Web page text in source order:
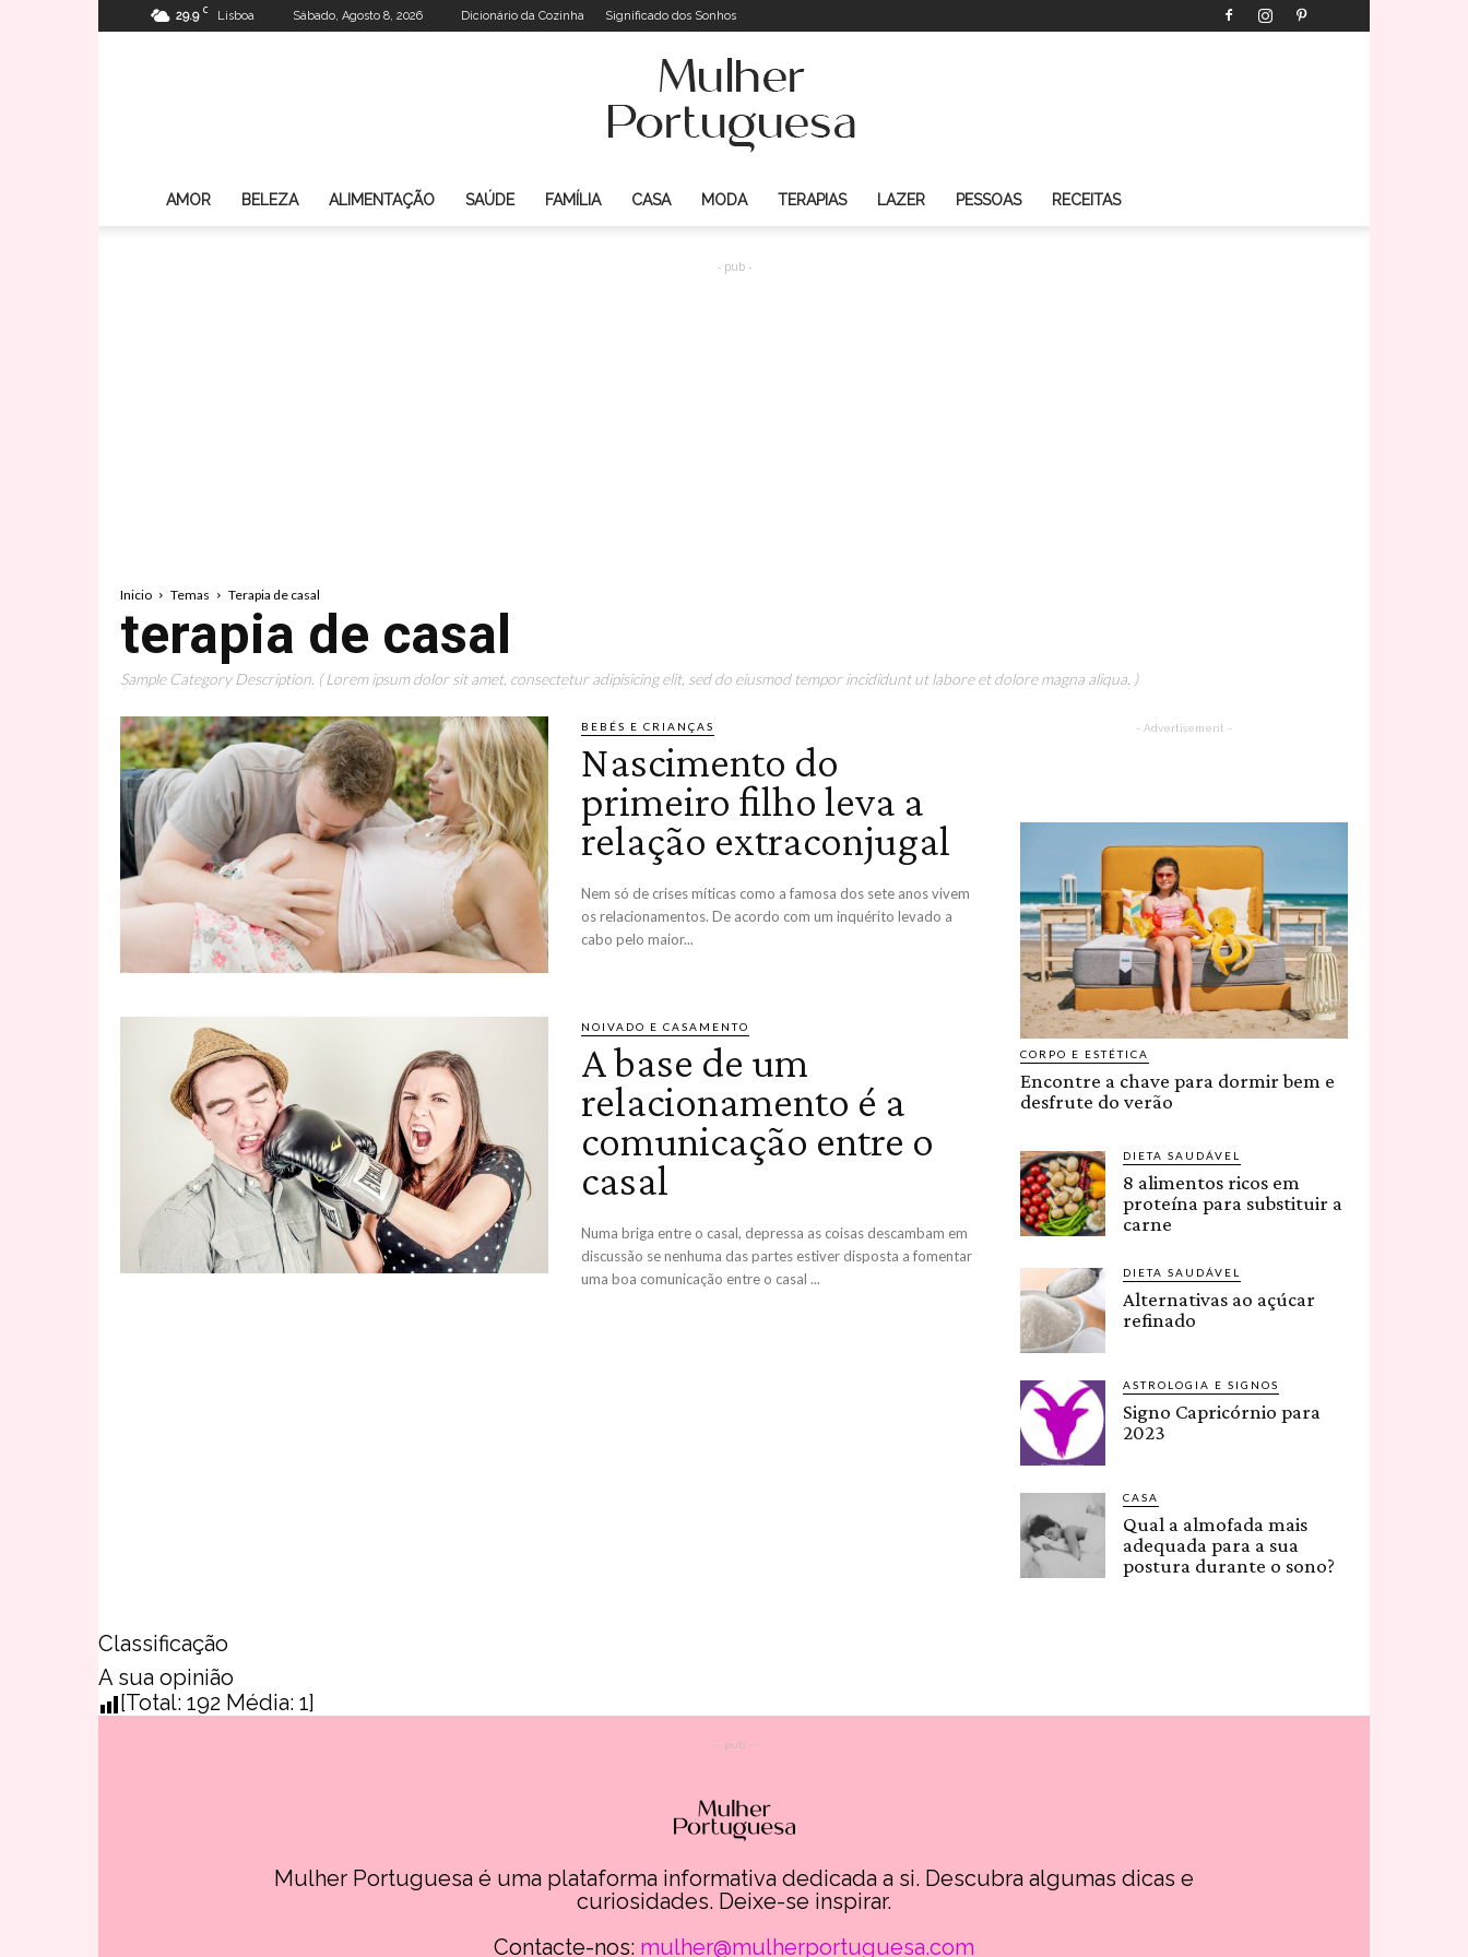
29.9 C Lisboa Sábado, Agosto 8, 2026 Dicionário da Cozinha Significado dos Sonhos
AMOR BELEZA ALIMENTAÇÃO SAÚDE FAMÍLIA CASA MODA TERAPIAS LAZER PESSOAS RECEITAS
- pub -
Inicio Temas Terapia de casal
terapia de casal
Sample Category Description. ( Lorem ipsum dolor sit amet, consectetur adipisicing elit, sed do eiusmod tempor incididunt ut labore et dolore magna aliqua. )
BEBÉS E CRIANÇAS
Nascimento do
primeiro filho leva a
relação extraconjugal
Nem só de crises míticas como a famosa dos sete anos vivem
os relacionamentos. De acordo com um inquérito levado a
cabo pelo maior...
NOIVADO E CASAMENTO
A base de um
relacionamento é a
comunicação entre o
casal
Numa briga entre o casal, depressa as coisas descambam em
discussão se nenhuma das partes estiver disposta a fomentar
uma boa comunicação entre o casal ...
- Advertisement -
CORPO E ESTÉTICA
Encontre a chave para dormir bem e
desfrute do verão
DIETA SAUDÁVEL
8 alimentos ricos em
proteína para substituir a
carne
DIETA SAUDÁVEL
Alternativas ao açúcar
refinado
ASTROLOGIA E SIGNOS
Signo Capricórnio para
2023
CASA
Qual a almofada mais
adequada para a sua
postura durante o sono?
Classificação
A sua opinião
[Total: 192 Média: 1]
-- pub --
Mulher Portuguesa é uma plataforma informativa dedicada a si. Descubra algumas dicas e
curiosidades. Deixe-se inspirar.
Contacte-nos: mulher@mulherportuguesa.com